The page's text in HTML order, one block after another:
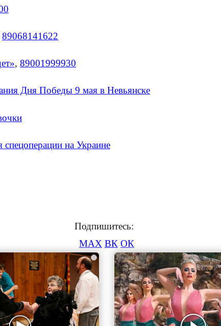
89068141622
, 89001999930
Дня Победы 9 мая в Невьянске
спецоперации на Украине
Подпишитесь:
MAX ВК ОК
i